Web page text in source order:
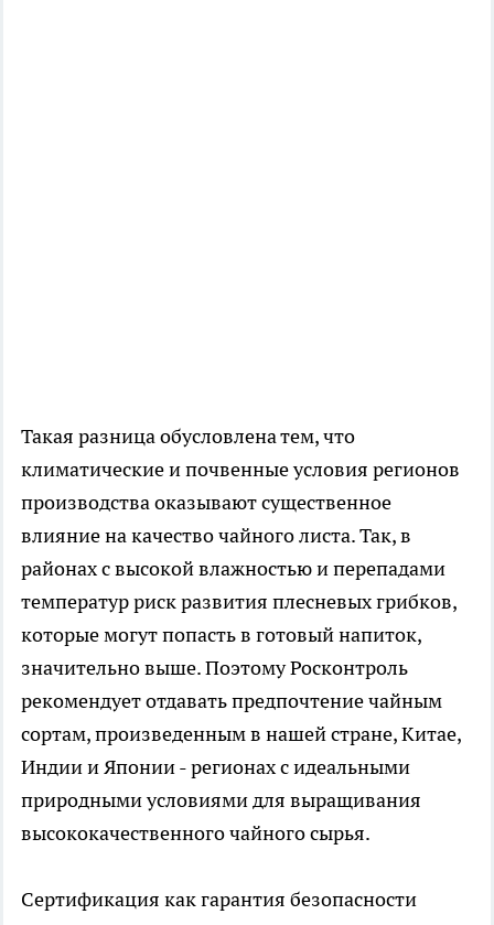
Такая разница обусловлена тем, что
климатические и почвенные условия регионов
производства оказывают существенное
влияние на качество чайного листа. Так, в
районах с высокой влажностью и перепадами
температур риск развития плесневых грибков,
которые могут попасть в готовый напиток,
значительно выше. Поэтому Росконтроль
рекомендует отдавать предпочтение чайным
сортам, произведенным в нашей стране, Китае,
Индии и Японии - регионах с идеальными
природными условиями для выращивания
высококачественного чайного сырья.
Сертификация как гарантия безопасности